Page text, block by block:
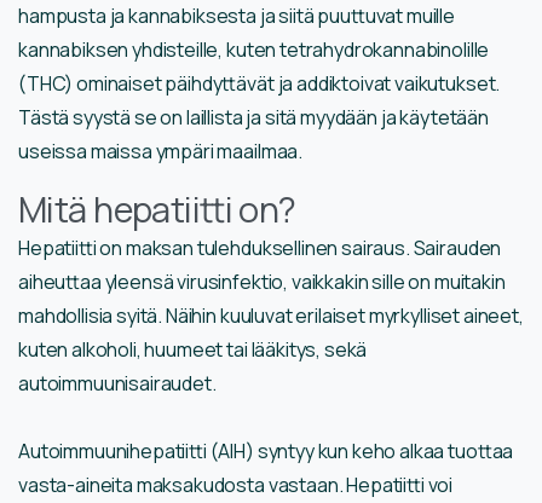
hampusta ja kannabiksesta ja siitä puuttuvat muille
kannabiksen yhdisteille, kuten tetrahydrokannabinolille
(THC) ominaiset päihdyttävät ja addiktoivat vaikutukset.
Tästä syystä se on laillista ja sitä myydään ja käytetään
useissa maissa ympäri maailmaa.
Mitä hepatiitti on?
Hepatiitti on maksan tulehduksellinen sairaus. Sairauden
aiheuttaa yleensä virusinfektio, vaikkakin sille on muitakin
mahdollisia syitä. Näihin kuuluvat erilaiset myrkylliset aineet,
kuten alkoholi, huumeet tai lääkitys, sekä
autoimmuunisairaudet.
Autoimmuunihepatiitti (AIH) syntyy kun keho alkaa tuottaa
vasta-aineita maksakudosta vastaan. Hepatiitti voi